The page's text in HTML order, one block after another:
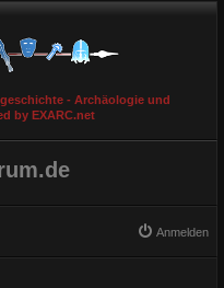
- Archäologie und
by EXARC.net
Anmelden